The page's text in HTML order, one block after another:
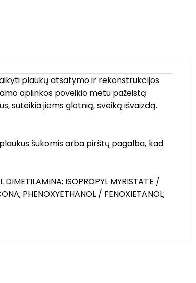
plaukų atsatymo ir rekonstrukcijos
aplinkos poveikio metu pažeistą
suteikia jiems glotnią, sveiką išvaizdą.
šukomis arba pirštų pagalba, kad
ISOPROPYL MYRISTATE /
PHENOXYETHANOL / FENOXIETANOL;